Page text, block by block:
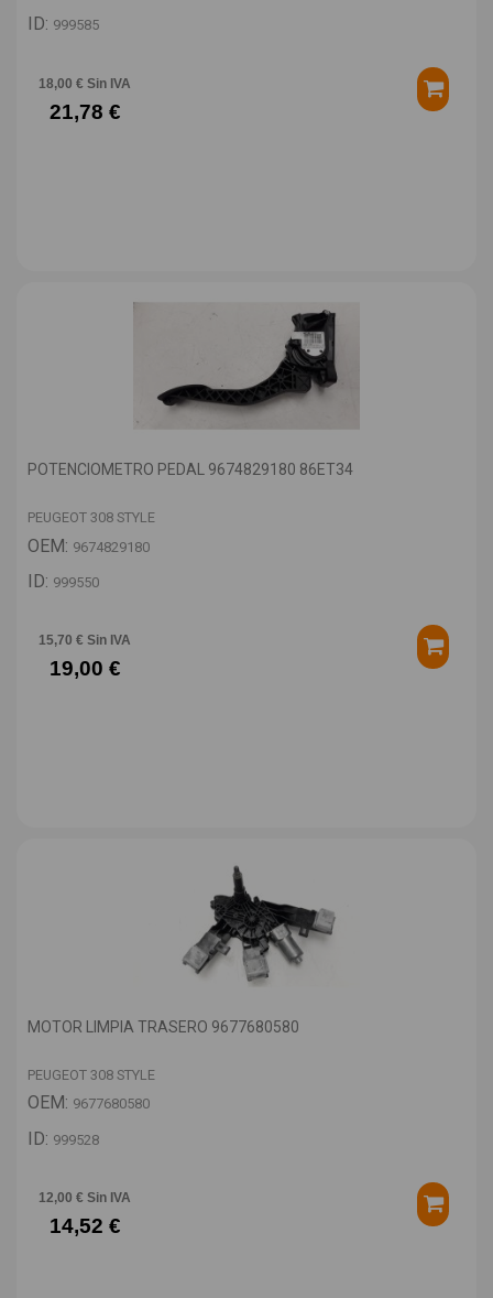
ID: 999585
18,00 € Sin IVA
21,78 €
POTENCIOMETRO PEDAL 9674829180 86ET34
PEUGEOT 308 STYLE
OEM: 9674829180
ID: 999550
15,70 € Sin IVA
19,00 €
MOTOR LIMPIA TRASERO 9677680580
PEUGEOT 308 STYLE
OEM: 9677680580
ID: 999528
12,00 € Sin IVA
14,52 €